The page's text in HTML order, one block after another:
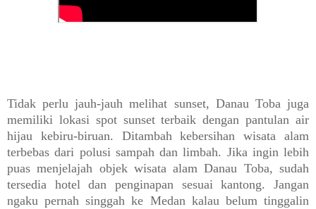
Tidak perlu jauh-jauh melihat sunset, Danau Toba juga
memiliki lokasi spot sunset terbaik dengan pantulan air
hijau kebiru-biruan. Ditambah kebersihan wisata alam
terbebas dari polusi sampah dan limbah. Jika ingin lebih
puas menjelajah objek wisata alam Danau Toba, sudah
tersedia hotel dan penginapan sesuai kantong. Jangan
ngaku pernah singgah ke Medan kalau belum tinggalin